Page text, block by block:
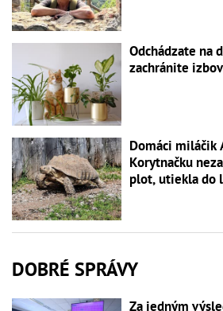
Odchádzate na
zachránite
Domáci
Korytnačku
plot, utiekla do
DOBRÉ SPRÁVY
Za jedným